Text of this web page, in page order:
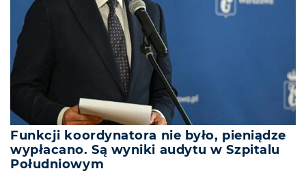
Funkcji koordynatora nie było, pieniądze
wypłacano. Są wyniki audytu w Szpitalu
Południowym